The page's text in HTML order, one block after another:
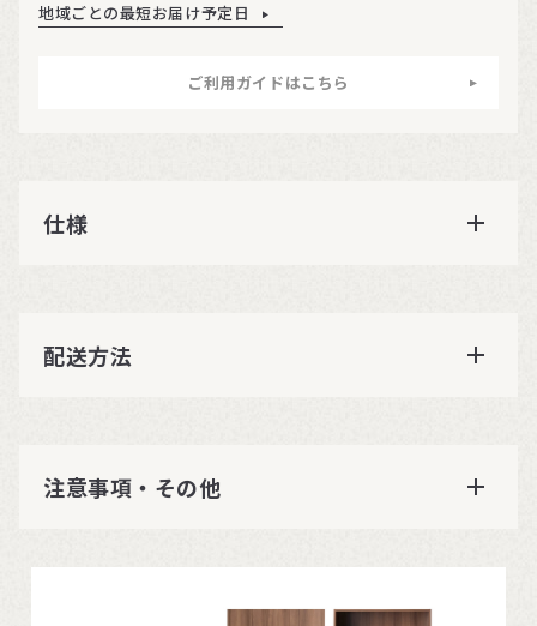
地域ごとの最短お届け予定日
ご利用ガイドはこちら
仕様
配送方法
注意事項・その他